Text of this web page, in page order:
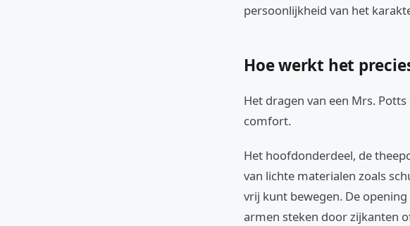
persoonlijkheid van het
Hoe werkt het
Het dragen van een Mrs.
comfort.
Het hoofdonderdeel, de
van lichte materialen zoals
vrij kunt bewegen. De
armen steken door zijkanten